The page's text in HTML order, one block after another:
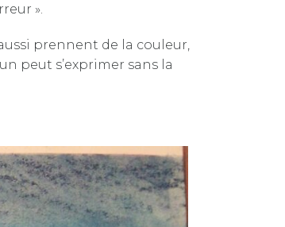
».
prennent de la couleur,
peut s’exprimer sans la